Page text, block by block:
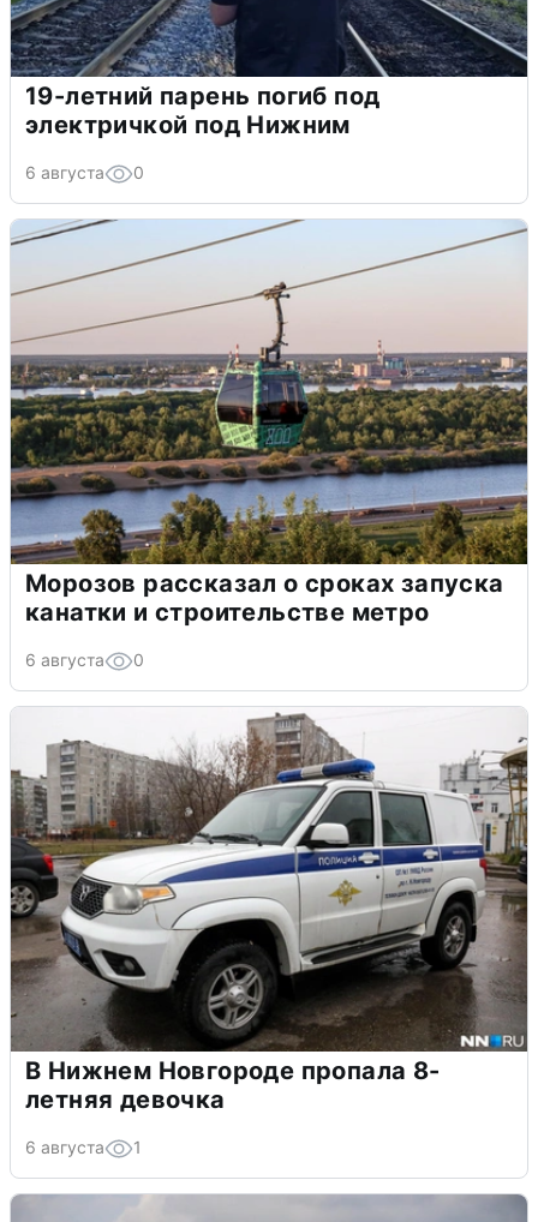
19-летний парень погиб под
электричкой под Нижним
6 августа 0
Морозов рассказал о сроках запуска
канатки и строительстве метро
6 августа 0
В Нижнем Новгороде пропала 8-
летняя девочка
6 августа 1